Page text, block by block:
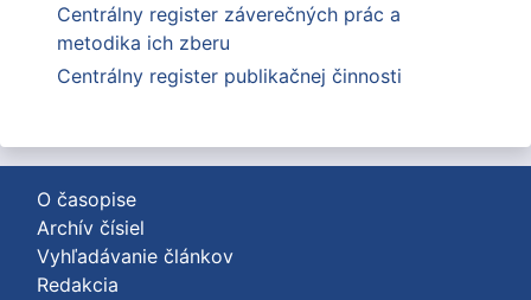
Centrálny register záverečných prác a
metodika ich zberu
Centrálny register publikačnej činnosti
O časopise
Archív čísiel
Vyhľadávanie článkov
Redakcia